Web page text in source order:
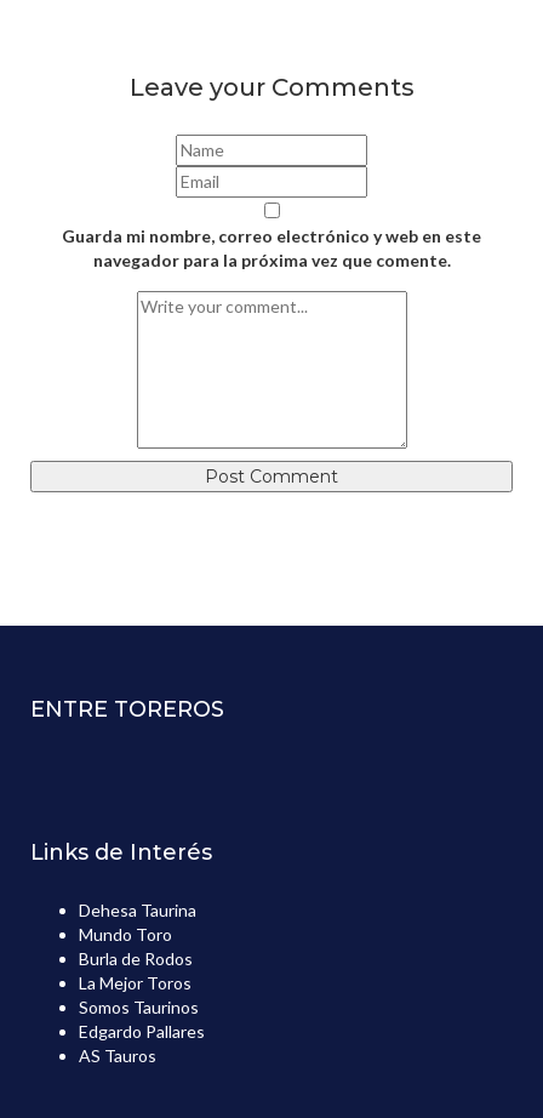
Leave your Comments
Guarda mi nombre, correo electrónico y web en este
navegador para la próxima vez que comente.
ENTRE TOREROS
Links de Interés
Dehesa Taurina
Mundo Toro
Burla de Rodos
La Mejor Toros
Somos Taurinos
Edgardo Pallares
AS Tauros